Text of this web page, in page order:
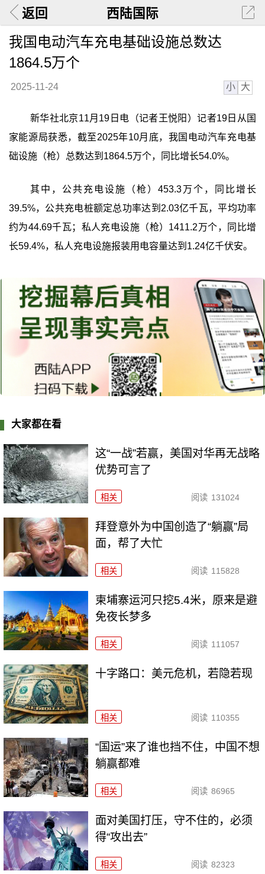
返回 西陆国际
我国电动汽车充电基础设施总数达
1864.5万个
2025-11-24 小 大
新华社北京11月19日电（记者王悦阳）记者19日从国
家能源局获悉，截至2025年10月底，我国电动汽车充电基
础设施（枪）总数达到1864.5万个，同比增长54.0%。
其中，公共充电设施（枪）453.3万个，同比增长
39.5%，公共充电桩额定总功率达到2.03亿千瓦，平均功率
约为44.69千瓦；私人充电设施（枪）1411.2万个，同比增
长59.4%，私人充电设施报装用电容量达到1.24亿千伏安。
大家都在看
这“一战”若赢，美国对华再无战略
优势可言了
相关 阅读 131024
拜登意外为中国创造了“躺赢”局
面，帮了大忙
相关 阅读 115828
柬埔寨运河只挖5.4米，原来是避
免夜长梦多
相关 阅读 111057
十字路口：美元危机，若隐若现
相关 阅读 110355
“国运”来了谁也挡不住，中国不想
躺赢都难
相关 阅读 86965
面对美国打压，守不住的，必须
得“攻出去”
相关 阅读 82323